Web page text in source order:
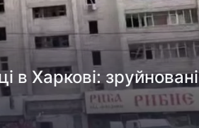
в Харкові: зруйновані